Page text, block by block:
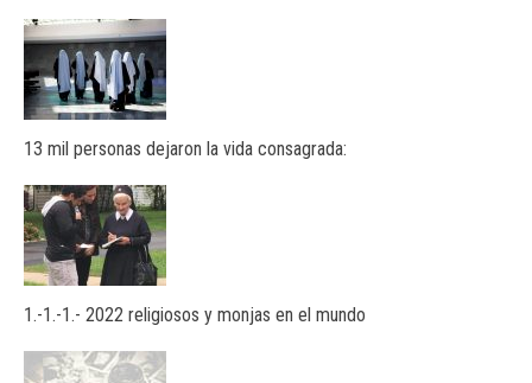
13 mil personas dejaron la vida consagrada:
1.-1.-1.- 2022 religiosos y monjas en el mundo